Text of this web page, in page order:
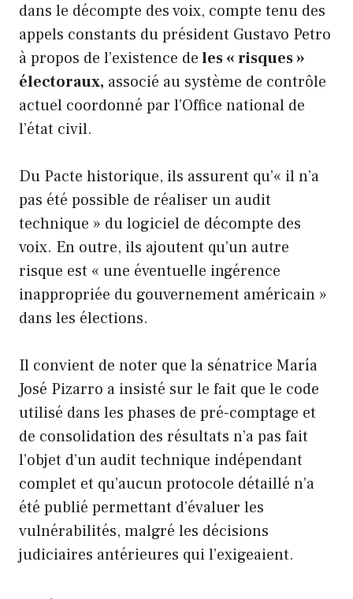
dans le décompte des voix, compte tenu des
appels constants du président Gustavo Petro
à propos de l’existence deles « risques »
électoraux, associé au système de contrôle
actuel coordonné par l’Office national de
l’état civil.
Du Pacte historique, ils assurent qu’« il n’a
pas été possible de réaliser un audit
technique » du logiciel de décompte des
voix. En outre, ils ajoutent qu’un autre
risque est « une éventuelle ingérence
inappropriée du gouvernement américain »
dans les élections.
Il convient de noter que la sénatrice María
José Pizarro a insisté sur le fait que le code
utilisé dans les phases de pré-comptage et
de consolidation des résultats n’a pas fait
l’objet d’un audit technique indépendant
complet et qu’aucun protocole détaillé n’a
été publié permettant d’évaluer les
vulnérabilités, malgré les décisions
judiciaires antérieures qui l’exigeaient.